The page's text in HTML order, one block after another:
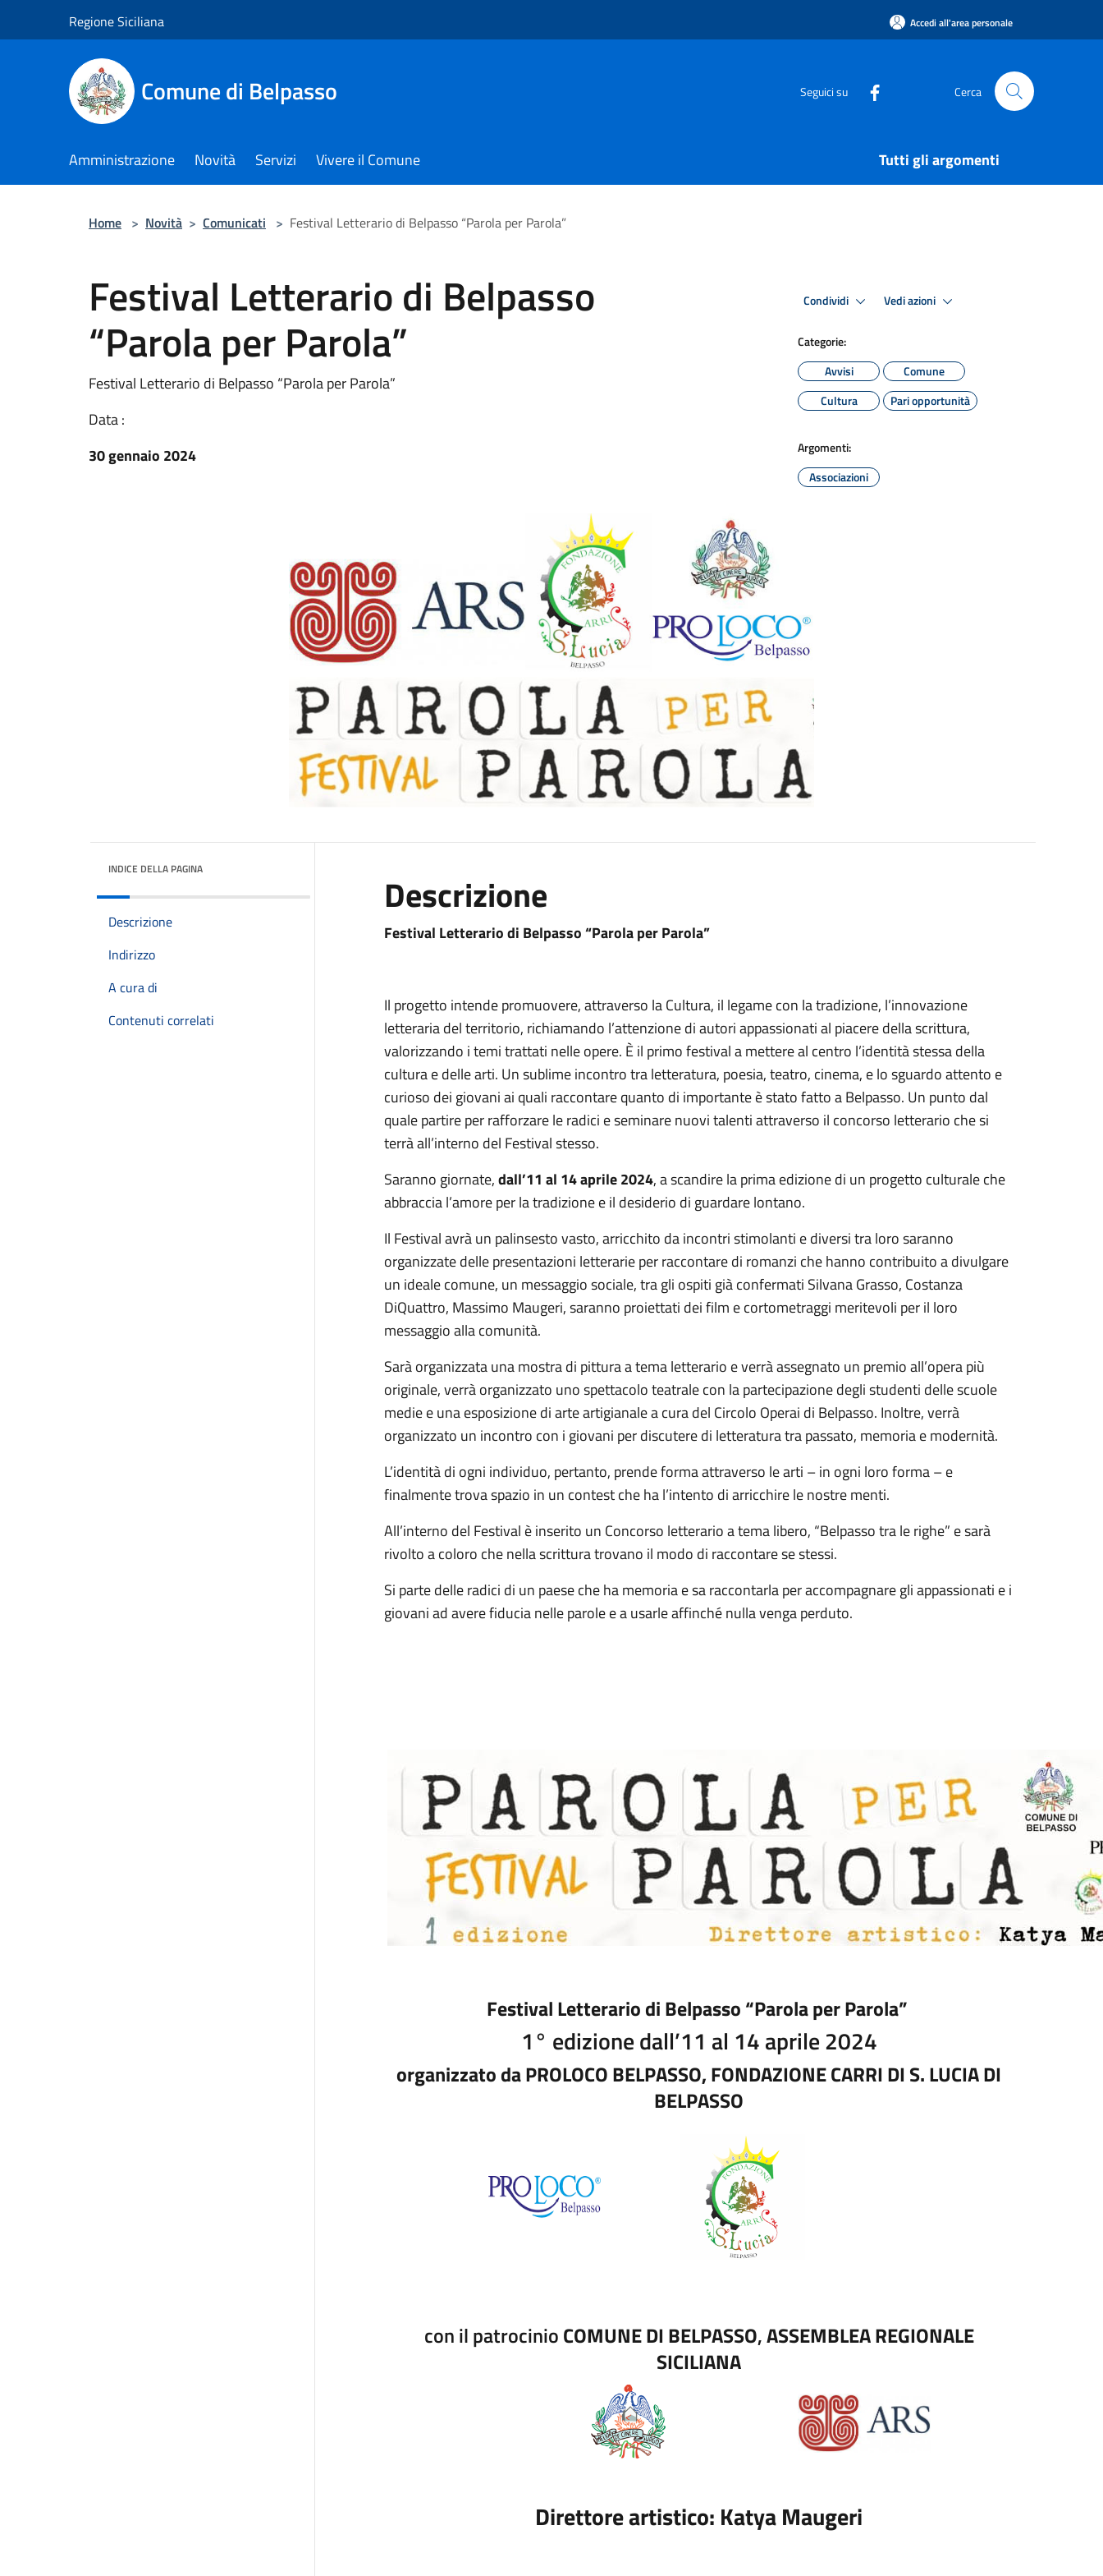
Regione Siciliana Accedi all'area personale
Comune di Belpasso Seguici su Cerca
Amministrazione Novità Servizi Vivere il Comune Tutti gli argomenti
Home > Novità > Comunicati > Festival Letterario di Belpasso “Parola per Parola”
Festival Letterario di Belpasso
“Parola per Parola”
Festival Letterario di Belpasso “Parola per Parola”
Data :
30 gennaio 2024
Condividi Vedi azioni
Categorie:
Avvisi
Comune
Cultura
Pari opportunità
Argomenti:
Associazioni
INDICE DELLA PAGINA
Descrizione
Indirizzo
A cura di
Contenuti correlati
Descrizione
Festival Letterario di Belpasso “Parola per Parola”
Il progetto intende promuovere, attraverso la Cultura, il legame con la tradizione, l’innovazione
letteraria del territorio, richiamando l’attenzione di autori appassionati al piacere della scrittura,
valorizzando i temi trattati nelle opere. È il primo festival a mettere al centro l’identità stessa della
cultura e delle arti. Un sublime incontro tra letteratura, poesia, teatro, cinema, e lo sguardo attento e
curioso dei giovani ai quali raccontare quanto di importante è stato fatto a Belpasso. Un punto dal
quale partire per rafforzare le radici e seminare nuovi talenti attraverso il concorso letterario che si
terrà all’interno del Festival stesso.
Saranno giornate,dall’11 al 14 aprile 2024, a scandire la prima edizione di un progetto culturale che
abbraccia l’amore per la tradizione e il desiderio di guardare lontano.
Il Festival avrà un palinsesto vasto, arricchito da incontri stimolanti e diversi tra loro saranno
organizzate delle presentazioni letterarie per raccontare di romanzi che hanno contribuito a divulgare
un ideale comune, un messaggio sociale, tra gli ospiti già confermati Silvana Grasso, Costanza
DiQuattro, Massimo Maugeri, saranno proiettati dei film e cortometraggi meritevoli per il loro
messaggio alla comunità.
Sarà organizzata una mostra di pittura a tema letterario e verrà assegnato un premio all’opera più
originale, verrà organizzato uno spettacolo teatrale con la partecipazione degli studenti delle scuole
medie e una esposizione di arte artigianale a cura del Circolo Operai di Belpasso. Inoltre, verrà
organizzato un incontro con i giovani per discutere di letteratura tra passato, memoria e modernità.
L’identità di ogni individuo, pertanto, prende forma attraverso le arti – in ogni loro forma – e
finalmente trova spazio in un contest che ha l’intento di arricchire le nostre menti.
All’interno del Festival è inserito un Concorso letterario a tema libero, “Belpasso tra le righe” e sarà
rivolto a coloro che nella scrittura trovano il modo di raccontare se stessi.
Si parte delle radici di un paese che ha memoria e sa raccontarla per accompagnare gli appassionati e i
giovani ad avere fiducia nelle parole e a usarle affinché nulla venga perduto.
Festival Letterario di Belpasso “Parola per Parola”
1° edizione dall’11 al 14 aprile 2024
organizzato da PROLOCO BELPASSO, FONDAZIONE CARRI DI S. LUCIA DI
BELPASSO
con il patrocinioCOMUNE DI BELPASSO,ASSEMBLEA REGIONALE
SICILIANA
Direttore artistico: Katya Maugeri